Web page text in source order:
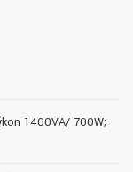
1400VA/ 700W;